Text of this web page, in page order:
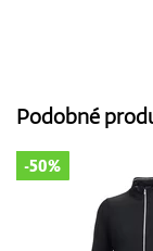
Podobné